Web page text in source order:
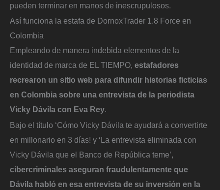
pueden terminar en manos de inescrupulosos.
Así funciona la estafa de DornoxTrader 1.8 Force en
Colombia
Empleando de manera indebida elementos de la
identidad de marca de EL TIEMPO, estafadores
recrearon un sitio web para difundir historias ficticias
en Colombia sobre una entrevista de la periodista
Vicky Dávila con Eva Rey.
Bajo el título ‘Cómo Vicky Dávila te ayudará a convertirte
en millonario en 3 días! y ‘La entrevista eliminada con
Vicky Dávila que el Banco de República teme’,
cibercriminales aseguran fraudulentamente que
Dávila habló en esa entrevista de su inversión en la